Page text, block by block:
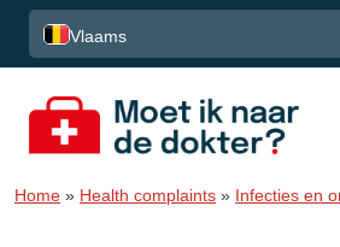
Spring naar de inhoud
Vlaams
Home » Health complaints » Infecties en